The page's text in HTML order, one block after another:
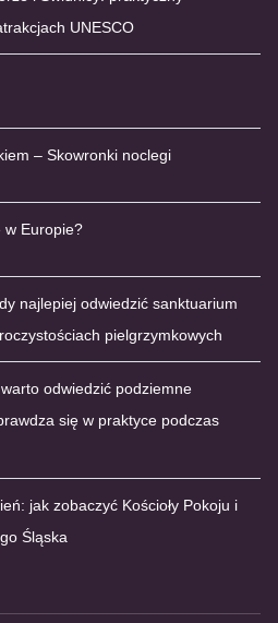
UNESCO
– Skowronki noclegi
w Europie?
najlepiej odwiedzić sanktuarium
pielgrzymkowych
odwiedzić podziemne
się w praktyce podczas
jak zobaczyć Kościoły Pokoju i
Śląska